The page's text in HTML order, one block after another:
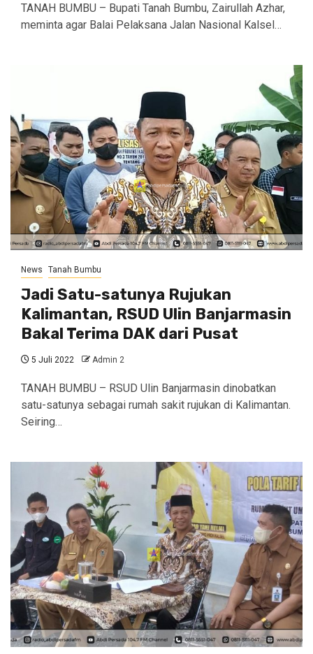
TANAH BUMBU – Bupati Tanah Bumbu, Zairullah Azhar,
meminta agar Balai Pelaksana Jalan Nasional Kalsel…
News Tanah Bumbu
Jadi Satu-satunya Rujukan
Kalimantan, RSUD Ulin Banjarmasin
Bakal Terima DAK dari Pusat
5 Juli 2022 Admin 2
TANAH BUMBU – RSUD Ulin Banjarmasin dinobatkan
satu-satunya sebagai rumah sakit rujukan di Kalimantan.
Seiring…